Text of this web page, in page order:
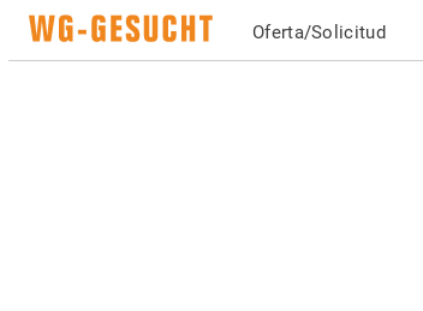
Oferta/Solicitud